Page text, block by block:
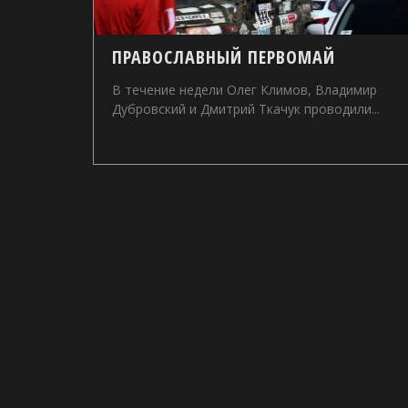
ПРАВОСЛАВНЫЙ ПЕРВОМАЙ
В течение недели Олег Климов, Владимир
Дубровский и Дмитрий Ткачук проводили...